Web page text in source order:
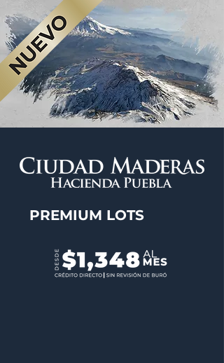
PREMIUM LOTS